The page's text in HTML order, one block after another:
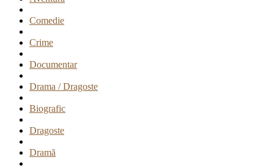
Comedie
Crime
Documentar
Drama / Dragoste
Biografic
Dragoste
Dramă